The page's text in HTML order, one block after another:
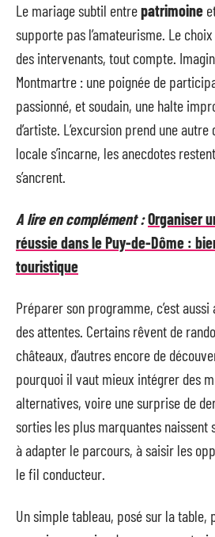
Le mariage subtil entrepatrimoine
supporte pas l’amateurisme. Le
des intervenants, tout compte.
Montmartre : une poignée de
passionné, et soudain, une halte
d’artiste. L’excursion prend une
locale s’incarne, les anecdotes
s’ancrent.
A lire en complément :Organiser
réussie dans le Puy-de-Dôme :
touristique
Préparer son programme, c’est
des attentes. Certains rêvent de
châteaux, d’autres encore de
pourquoi il vaut mieux intégrer des
alternatives, voire une surprise de
sorties les plus marquantes naissent
à adapter le parcours, à saisir les
le fil conducteur.
Un simple tableau, posé sur la table,